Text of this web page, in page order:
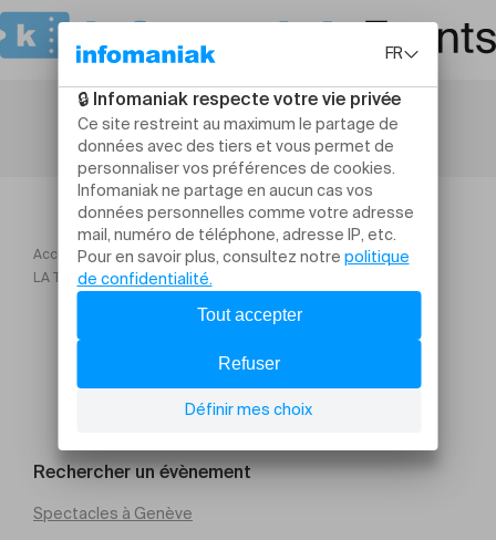
Accueil
TO! Saison 2026
LA TRAGIQUE HISTOIRE D’HAMLET, PRINCE DE DANEMARK
Rechercher un évènement
Spectacles à Genève